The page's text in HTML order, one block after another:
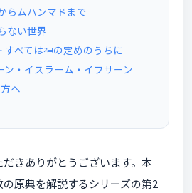
ムハンマドまで
ない世界
べては神の定めのうちに
・イスラーム・イフサーン
へ
きありがとうございます。本
原典を解説するシリーズの第2